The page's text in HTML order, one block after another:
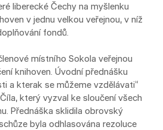
liberecké Čechy na myšlenku
v jednu velkou veřejnou, v níž
fondů.
místního Sokola veřejnou
knihoven. Úvodní přednášku
a kterak se můžeme vzdělávati“
který vyzval ke sloučení všech
Přednáška sklidila obrovský
byla odhlasována rezoluce